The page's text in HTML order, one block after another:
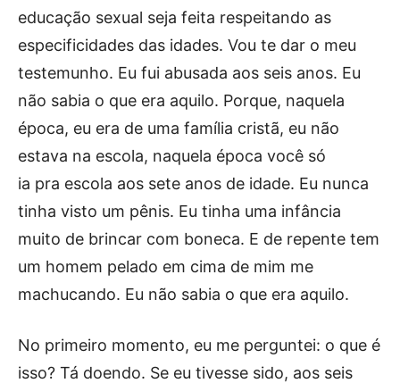
educação sexual seja feita respeitando as
especificidades das idades. Vou te dar o meu
testemunho. Eu fui abusada aos seis anos. Eu
não sabia o que era aquilo. Porque, naquela
época, eu era de uma família cristã, eu não
estava na escola, naquela época você só
ia pra escola aos sete anos de idade. Eu nunca
tinha visto um pênis. Eu tinha uma infância
muito de brincar com boneca. E de repente tem
um homem pelado em cima de mim me
machucando. Eu não sabia o que era aquilo.
No primeiro momento, eu me perguntei: o que é
isso? Tá doendo. Se eu tivesse sido, aos seis